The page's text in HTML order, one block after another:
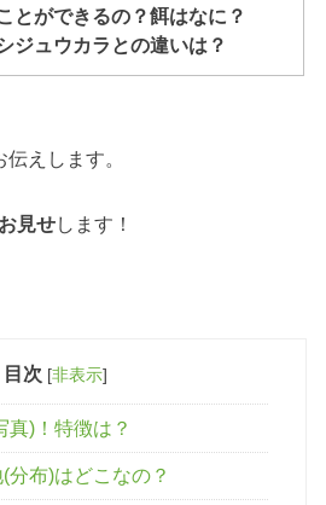
とができるの？餌はなに？
ジュウカラとの違いは？
えします。
見せします！
目次 [非表示]
真)！特徴は？
分布)はどこなの？